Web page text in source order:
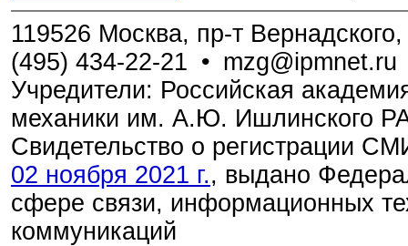
119526 Москва, пр-т
(495) 434-22-21 • mzg@ipmnet.ru
Учредители: Российская
механики им. А.Ю. Ишлинского
Свидетельство о регистрации
02 ноября 2021 г., выдано
сфере связи, информационных
коммуникаций